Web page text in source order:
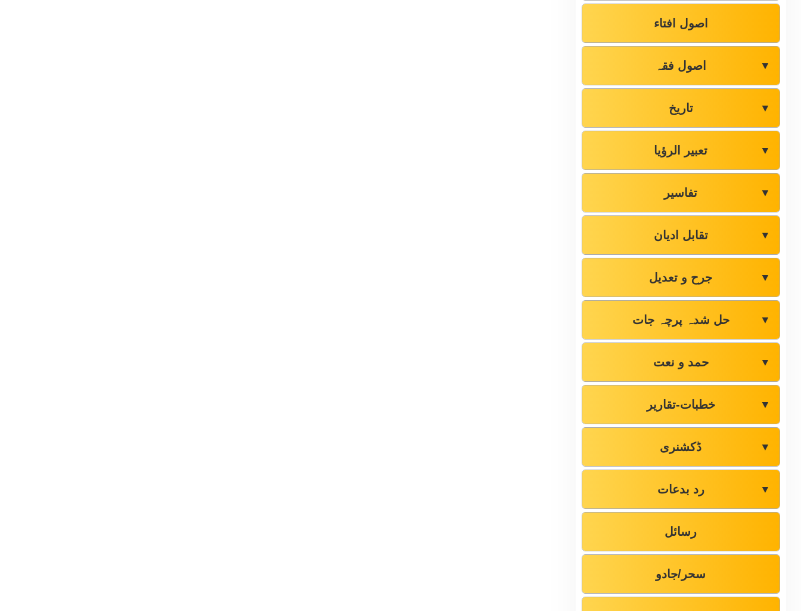
اصول افتاء
اصول فقہ ▼
تاریخ ▼
تعبیر الرؤیا ▼
تفاسیر ▼
تقابل ادیان ▼
جرح و تعدیل ▼
حل شدہ پرچہ جات ▼
حمد و نعت ▼
خطبات-تقاریر ▼
ڈکشنری ▼
رد بدعات ▼
رسائل
سحر/جادو